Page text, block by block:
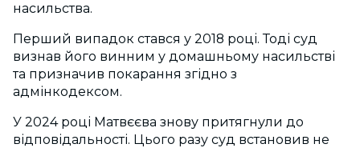
насильства.
Перший випадок стався у 2018 році. Тоді суд
визнав його винним у домашньому насильстві
та призначив покарання згідно з
адмінкодексом.
У 2024 році Матвєєва знову притягнули до
відповідальності. Цього разу суд встановив не